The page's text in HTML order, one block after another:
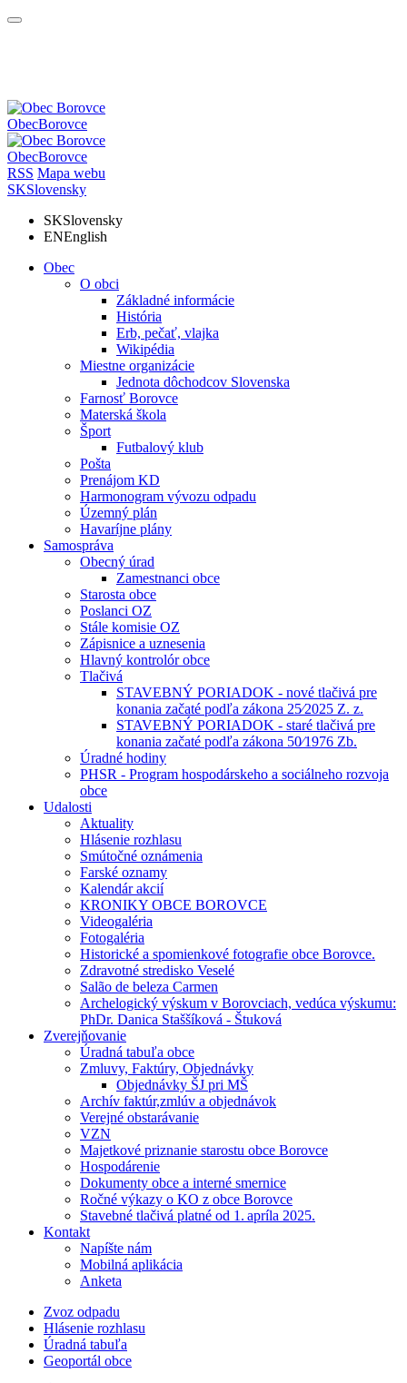
ObecBorovce
ObecBorovce
RSS Mapa webu
SKSlovensky
SKSlovensky
ENEnglish
Obec
O obci
Základné informácie
História
Erb, pečať, vlajka
Wikipédia
Miestne organizácie
Jednota dôchodcov Slovenska
Farnosť Borovce
Materská škola
Šport
Futbalový klub
Pošta
Prenájom KD
Harmonogram vývozu odpadu
Územný plán
Havaríjne plány
Samospráva
Obecný úrad
Zamestnanci obce
Starosta obce
Poslanci OZ
Stále komisie OZ
Zápisnice a uznesenia
Hlavný kontrolór obce
Tlačivá
STAVEBNÝ PORIADOK - nové tlačivá pre
konania začaté podľa zákona 25⁄2025 Z. z.
STAVEBNÝ PORIADOK - staré tlačivá pre
konania začaté podľa zákona 50⁄1976 Zb.
Úradné hodiny
PHSR - Program hospodárskeho a sociálneho rozvoja
obce
Udalosti
Aktuality
Hlásenie rozhlasu
Smútočné oznámenia
Farské oznamy
Kalendár akcií
KRONIKY OBCE BOROVCE
Videogaléria
Fotogaléria
Historické a spomienkové fotografie obce Borovce.
Zdravotné stredisko Veselé
Salão de beleza Carmen
Archelogický výskum v Borovciach, vedúca výskumu:
PhDr. Danica Staššíková - Štuková
Zverejňovanie
Úradná tabuľa obce
Zmluvy, Faktúry, Objednávky
Objednávky ŠJ pri MŠ
Archív faktúr,zmlúv a objednávok
Verejné obstarávanie
VZN
Majetkové priznanie starostu obce Borovce
Hospodárenie
Dokumenty obce a interné smernice
Ročné výkazy o KO z obce Borovce
Stavebné tlačivá platné od 1. apríla 2025.
Kontakt
Napíšte nám
Mobilná aplikácia
Anketa
Zvoz odpadu
Hlásenie rozhlasu
Úradná tabuľa
Geoportál obce